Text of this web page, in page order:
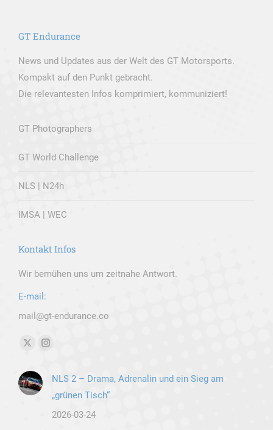
GT Endurance
News und Updates aus der Welt des GT Motorsports.
Kompakt auf den Punkt gebracht.
Die relevantesten Infos komprimiert, kommuniziert!
GT Photographers
GT World Challenge
NLS | N24h
IMSA | WEC
Kontakt Infos
Wir bemühen uns um zeitnahe Antwort.
E-mail:
mail@gt-endurance.co
Finden Sie uns auf:
X
opens
in
Instagram
opens
in
new
NLS 2 – Drama, Adrenalin und ein Sieg am
„grünen Tisch“
2026-03-24